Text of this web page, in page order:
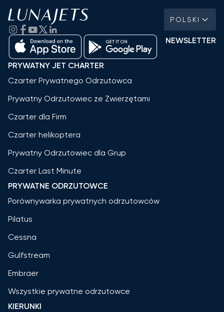
POLSKI
NEWSLETTER
PRYWATNY JET CHARTER
Czarter Prywatnego Odrzutowca
Prywatny Odrzutowiec ze Zwierzętami
Czarter dla Firm
Czarter helikoptera
Prywatny Odrzutowiec dla Grup
Czarter Last Minute
PRYWATNE ODRZUTOWCE
Porównywarka prywatnych odrzutowców
Pilatus
Cessna
Gulfstream
Embraer
Wszystkie prywatne odrzutowce
KIERUNKI